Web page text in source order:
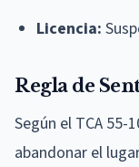
Licencia:
Regla de
Según el TCA
abandonar el